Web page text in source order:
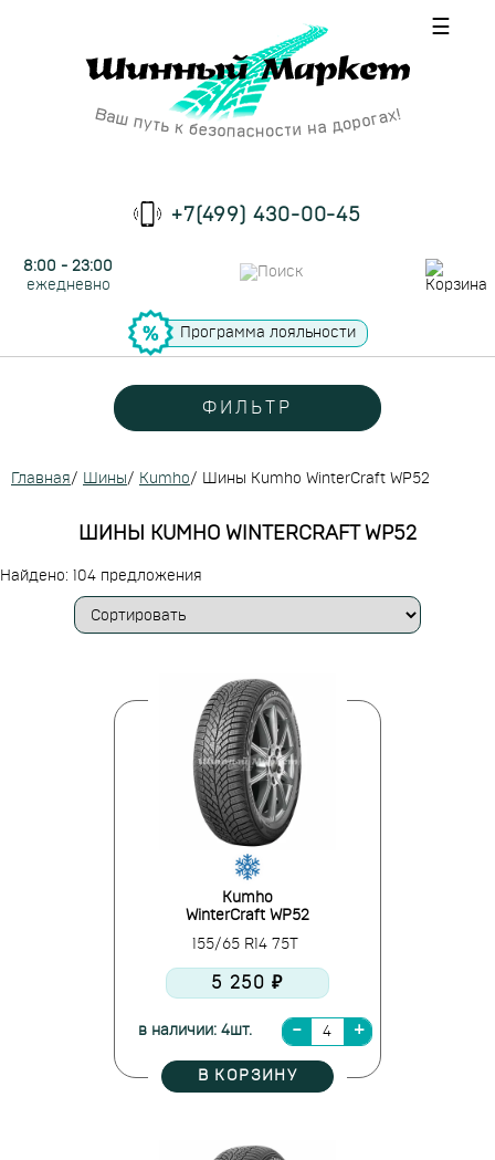
☰
+7(499) 430-00-45
8:00 - 23:00
ежедневно
Программа лояльности
ФИЛЬТР
Главная/ Шины/ Kumho/ Шины Kumho WinterCraft WP52
ШИНЫ KUMHO WINTERCRAFT WP52
Найдено: 104 предложения
Kumho
WinterCraft WP52
155/65 R14 75T
5 250 ₽
в наличии: 4шт.
В КОРЗИНУ